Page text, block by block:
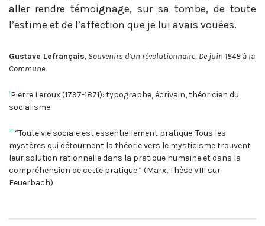
aller rendre témoignage, sur sa tombe, de toute
l’estime et de l’affection que je lui avais vouées.
Gustave Lefrançais, Souvenirs d’un révolutionnaire, De juin 1848 à la
Commune
1Pierre Leroux (1797-1871): typographe, écrivain, théoricien du
socialisme.
2 “Toute vie sociale est essentiellement pratique. Tous les
mystères qui détournent la théorie vers le mysticisme trouvent
leur solution rationnelle dans la pratique humaine et dans la
compréhension de cette pratique.” (Marx, Thèse VIII sur
Feuerbach)